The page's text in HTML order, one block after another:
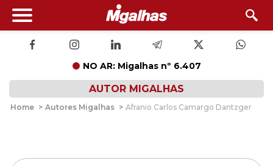
NO AR: Migalhas nº 6.407
AUTOR MIGALHAS
Home > Autores Migalhas > Afranio Carlos Camargo Dantzger